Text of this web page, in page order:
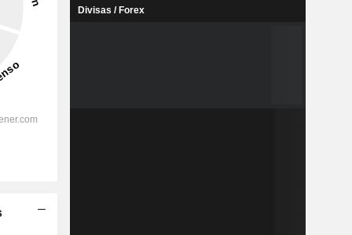
Divisas / Forex